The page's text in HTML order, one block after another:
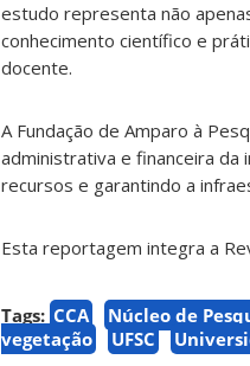
estudo representa não
conhecimento científico e
docente.
A Fundação de Amparo à
administrativa e financeira da
recursos e garantindo a
Esta reportagem integra a
Tags: CCA Núcleo de
vegetação
UFSC